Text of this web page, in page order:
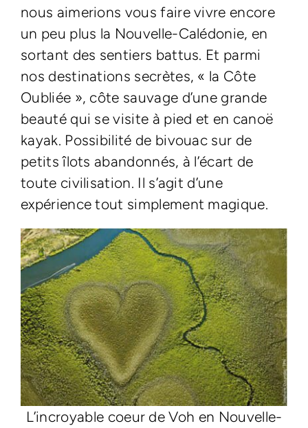
nous aimerions vous faire vivre encore
un peu plus la Nouvelle-Calédonie, en
sortant des sentiers battus. Et parmi
nos destinations secrètes, « la Côte
Oubliée », côte sauvage d’une grande
beauté qui se visite à pied et en canoë
kayak. Possibilité de bivouac sur de
petits îlots abandonnés, à l’écart de
toute civilisation. Il s’agit d’une
expérience tout simplement magique.
L’incroyable coeur de Voh en Nouvelle-